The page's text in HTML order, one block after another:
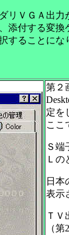
リＶＧＡ出力
付する変換
することにな
第２
定を
ここ
Ｓ端
Ｌの
日本
表示
ＴＶ
（